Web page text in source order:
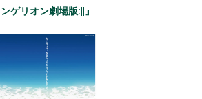
ンゲリオン劇場版:||』